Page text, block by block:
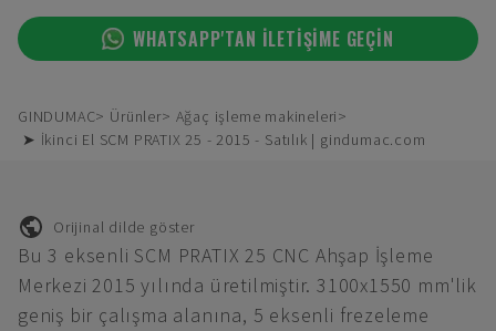
WHATSAPP'TAN ILETIŞIME GEÇIN
GINDUMAC Ürünler
Ağaç işleme makineleri
➤ İkinci El SCM PRATIX 25 - 2015 - Satılık | gindumac.com
Orijinal dilde göster
Bu 3 eksenli SCM PRATIX 25 CNC Ahşap İşleme
Merkezi 2015 yılında üretilmiştir. 3100x1550 mm'lik
geniş bir çalışma alanına, 5 eksenli frezeleme